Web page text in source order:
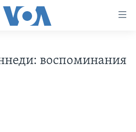
ИСТОРИЯ
воспоминания